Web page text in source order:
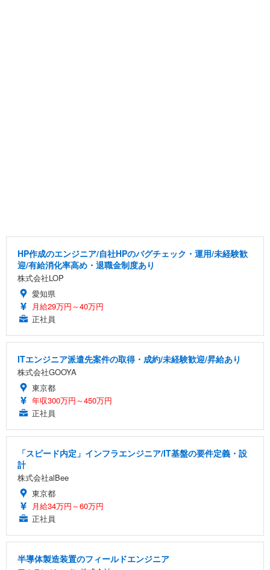
HP作成のエンジニア/自社HPのバグチェック・運用/未経験歓
迎/有給消化率高め・退職金制度あり
株式会社LOP
愛知県
月給29万円～40万円
正社員
ITエンジニア派遣先案件の取得・成約/未経験歓迎/昇給あり
株式会社GOOYA
東京都
年収300万円～450万円
正社員
「スピード内定」インフラエンジニア/IT基盤の要件定義・設
計
株式会社alBee
東京都
月給34万円～60万円
正社員
半導体製造装置のフィールドエンジニア